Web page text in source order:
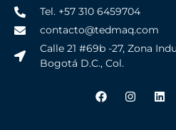
Tel. +57 310 6459704
contacto@tedmaq.com
Calle 21 #69b -27, Zona
Bogotá D.C., Col.